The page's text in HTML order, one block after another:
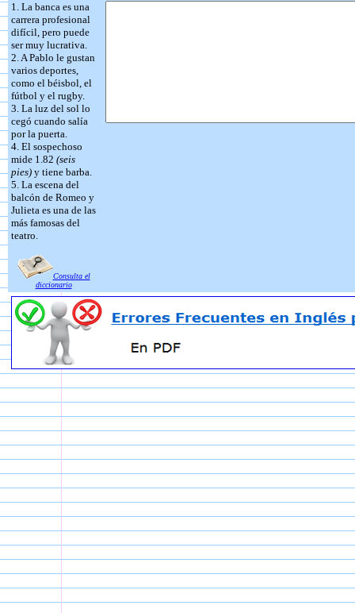
1. La banca es una
carrera profesional
difícil, pero puede
ser muy lucrativa.
2. A Pablo le gustan
varios deportes,
como el béisbol, el
fútbol y el rugby.
3. La luz del sol lo
cegó cuando salía
por la puerta.
4. El sospechoso
mide 1.82 (seis
pies) y tiene barba.
5. La escena del
balcón de Romeo y
Julieta es una de las
más famosas del
teatro.
Consulta el
diccionario